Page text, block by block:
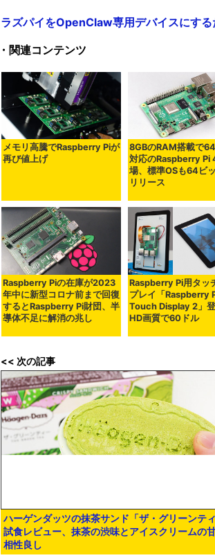
ラズパイをOpenClaw専用デバイスにす
・関連コンテンツ
メモリ高騰でRaspberry Piが
再び値上げ
8GBのRAM搭載で
対応のRaspberry Pi
場、標準OSも64ビ
リリース
Raspberry Piの在庫が2023
年中に新型コロナ前まで回復
するとRaspberry Pi財団、半
導体不足に解消の兆し
Raspberry Pi用タッ
プレイ「Raspberry
Touch Display 2」登
HD画質で60ドル
<< 次の記事
ハーゲンダッツの抹茶サンド「ザ・グリーンティ
試食レビュー、抹茶の渋味とアイスクリームの
相性良し